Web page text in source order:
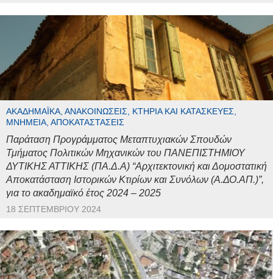
ΑΚΑΔΗΜΑΪΚΆ, ΑΝΑΚΟΙΝΏΣΕΙΣ, ΚΤΉΡΙΑ ΚΑΙ ΚΑΤΑΣΚΕΥΈΣ,
ΜΝΗΜΕΊΑ, ΑΠΟΚΑΤΑΣΤΆΣΕΙΣ
Παράταση Προγράμματος Μεταπτυχιακών Σπουδών
Τμήματος Πολιτικών Μηχανικών του ΠΑΝΕΠΙΣΤΗΜΙΟΥ
ΔΥΤΙΚΗΣ ΑΤΤΙΚΗΣ (ΠΑ.Δ.Α) “Αρχιτεκτονική και Δομοστατική
Αποκατάσταση Ιστορικών Κτιρίων και Συνόλων (Α.ΔΟ.ΑΠ.)”,
για το ακαδημαϊκό έτος 2024 – 2025
18 ΣΕΠΤΕΜΒΡΊΟΥ 2024